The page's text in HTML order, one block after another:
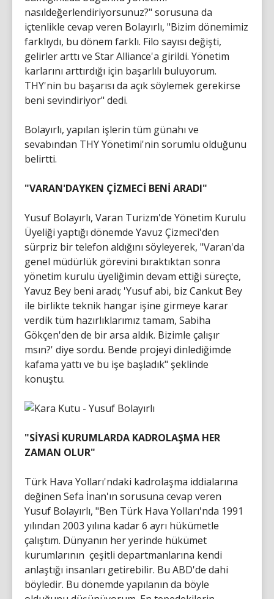
nasıldeğerlendiriyorsunuz?" sorusuna da
içtenlikle cevap veren Bolayırlı, "Bizim dönemimiz
farklıydı, bu dönem farklı. Filo sayısı değişti,
gelirler arttı ve Star Alliance'a girildi. Yönetim
karlarını arttırdığı için başarlılı buluyorum.
THY'nin bu başarısı da açık söylemek gerekirse
beni sevindiriyor" dedi.
Bolayırlı, yapılan işlerin tüm günahı ve
sevabından THY Yönetimi'nin sorumlu olduğunu
belirtti.
"VARAN'DAYKEN ÇİZMECİ BENİ ARADI"
Yusuf Bolayırlı, Varan Turizm'de Yönetim Kurulu
Üyeliği yaptığı dönemde Yavuz Çizmeci'den
sürpriz bir telefon aldığını söyleyerek, "Varan'da
genel müdürlük görevini bıraktıktan sonra
yönetim kurulu üyeliğimin devam ettiği süreçte,
Yavuz Bey beni aradı; 'Yusuf abi, biz Cankut Bey
ile birlikte teknik hangar işine girmeye karar
verdik tüm hazırlıklarımız tamam, Sabiha
Gökçen'den de bir arsa aldık. Bizimle çalışır
msın?' diye sordu. Bende projeyi dinlediğimde
kafama yattı ve bu işe başladık" şeklinde
konuştu.
"SİYASİ KURUMLARDA KADROLAŞMA HER
ZAMAN OLUR"
Türk Hava Yolları'ndaki kadrolaşma iddialarına
değinen Sefa İnan'ın sorusuna cevap veren
Yusuf Bolayırlı, "Ben Türk Hava Yolları'nda 1991
yılından 2003 yılına kadar 6 ayrı hükümetle
çalıştım. Dünyanın her yerinde hükümet
kurumlarının çeşitli departmanlarına kendi
anlaştığı insanları getirebilir. Bu ABD'de dahi
böyledir. Bu dönemde yapılanın da böyle